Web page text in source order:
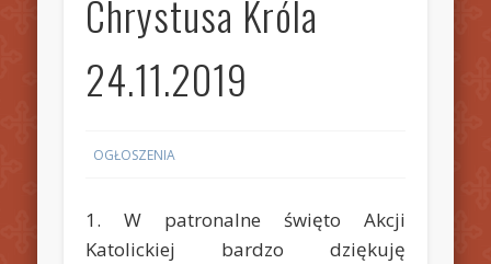
Chrystusa Króla
24.11.2019
OGŁOSZENIA
1. W patronalne święto Akcji
Katolickiej bardzo dziękuję